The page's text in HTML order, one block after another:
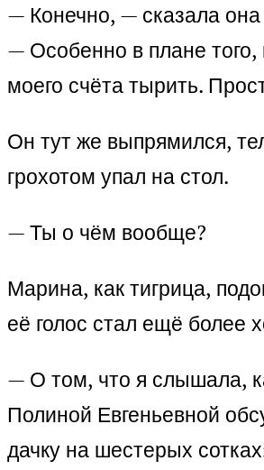
— Конечно, — сказала
— Особенно в плане того,
моего счёта тырить.
Он тут же выпрямился,
грохотом упал на стол.
— Ты о чём вообще?
Марина, как тигрица,
её голос стал ещё более
— О том, что я слышала,
Полиной Евгеньевной
дачку на шестерых